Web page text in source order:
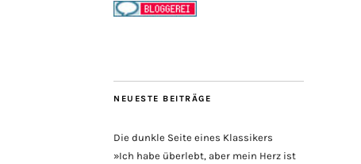
NEUESTE BEITRÄGE
Die dunkle Seite eines Klassikers
»Ich habe überlebt, aber mein Herz ist